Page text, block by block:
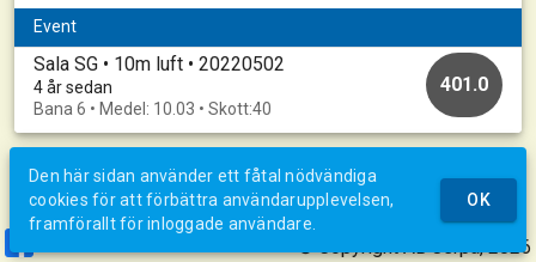
Event
Sala SG • 10m luft • 20220502
4 år sedan
Bana 6 • Medel: 10.03 • Skott:40
401.0
© Copyright AB Jerpa, 2026
Den här sidan använder ett fåtal nödvändiga
cookies för att förbättra användarupplevelsen,
framförallt för inloggade användare.
OK